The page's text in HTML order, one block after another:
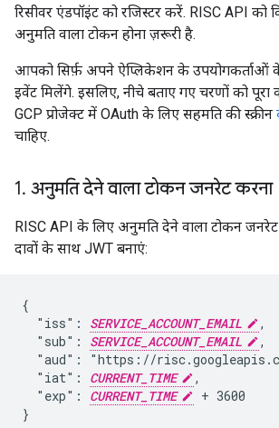
रिसीवर एंडपॉइंट को रजिस्टर करें. RISC API
अनुमति वाला टोकन होना ज़रूरी है.
आपको सिर्फ़ अपने ऐप्लिकेशन के उपयोगकर्ताओं
इवेंट मिलेंगे. इसलिए, नीचे बताए गए चरणों को
GCP प्रोजेक्ट में OAuth के लिए सहमति की स्क्रीन
चाहिए.
1. अनुमति देने वाला टोकन जनरेट करना
RISC API के लिए अनुमति देने वाला टोकन
दावों के साथ JWT बनाएं:
{
  "iss":
SERVICE_ACCOUNT_EMAIL
,
  "sub":
SERVICE_ACCOUNT_EMAIL
,
"aud": "https://
  "iat":
CURRENT_TIME
,
  "exp":
CURRENT_TIME
+ 3600
}